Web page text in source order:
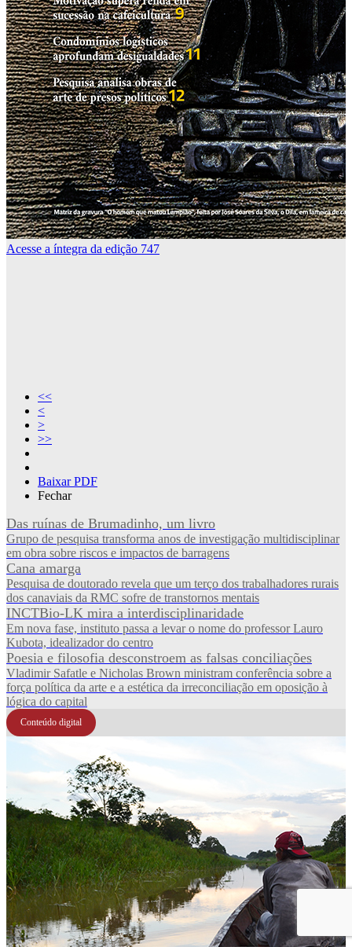
Acesse a íntegra da edição 747
Primeira página
<<
Voltar
<
Próxima página
>
Última página
>>
Baixar PDF
Fechar
Das ruínas de Brumadinho, um livro
Grupo de pesquisa transforma anos de investigação multidisciplinar
em obra sobre riscos e impactos de barragens
Cana amarga
Pesquisa de doutorado revela que um terço dos trabalhadores rurais
dos canaviais da RMC sofre de transtornos mentais
INCTBio-LK mira a interdisciplinaridade
Em nova fase, instituto passa a levar o nome do professor Lauro
Kubota, idealizador do centro
Poesia e filosofia desconstroem as falsas conciliações
Vladimir Safatle e Nicholas Brown ministram conferência sobre a
força política da arte e a estética da irreconciliação em oposição à
lógica do capital
Conteúdo digital